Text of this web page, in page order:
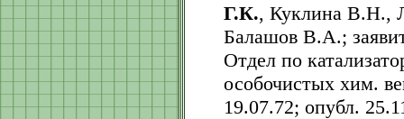
Г.К., Куклина В.Н.,
Балашов В.А.;
Отдел по
особочистых хим.
19.07.72; опубл.